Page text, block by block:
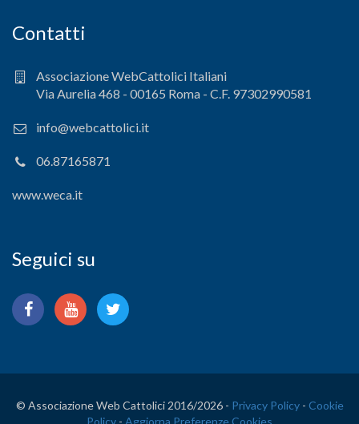
Contatti
Associazione WebCattolici Italiani
Via Aurelia 468 - 00165 Roma - C.F. 97302990581
info@webcattolici.it
06.87165871
www.weca.it
Seguici su
© Associazione Web Cattolici 2016/2026 - Privacy Policy- Cookie
Policy - Aggiorna Preferenze Cookies